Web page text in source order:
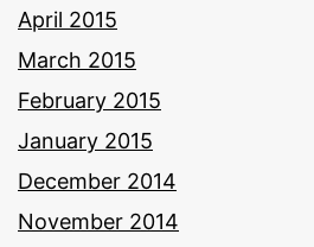
April 2015
March 2015
February 2015
January 2015
December 2014
November 2014